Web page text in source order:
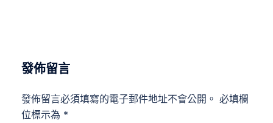
發佈留言
發佈留言必須填寫的電子郵件地址不會公開。 必填欄
位標示為 *